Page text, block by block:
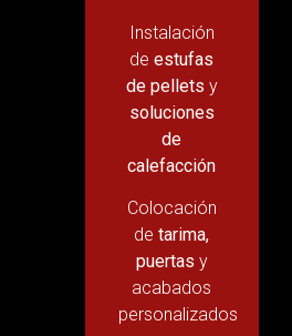
Instalación
deestufas
de pellets y
soluciones
de
calefacción
Colocación
detarima,
puertas y
acabados
personalizados